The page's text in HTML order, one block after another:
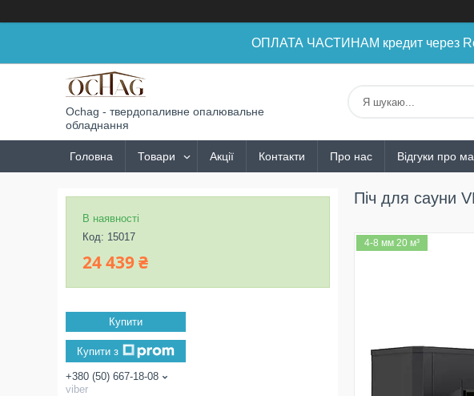
ОПЛАТА ЧАСТИНАМ кредит через
Ochag - твердопаливне опалювальне
обладнання
Головна Товари Акції Контакти Про нас Відгуки про
Піч для сауни
4-8 мм 20 м³
В наявності
Код: 15017
24 439 ₴
Купити
Купити з
+380 (50) 667-18-08
viber